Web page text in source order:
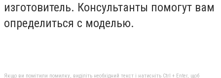
изготовитель. Консультанты помогут вам
определиться с моделью.
Якщо ви помітили помилку, виділіть необхідний текст і натисніть Ctrl + Enter, щоб